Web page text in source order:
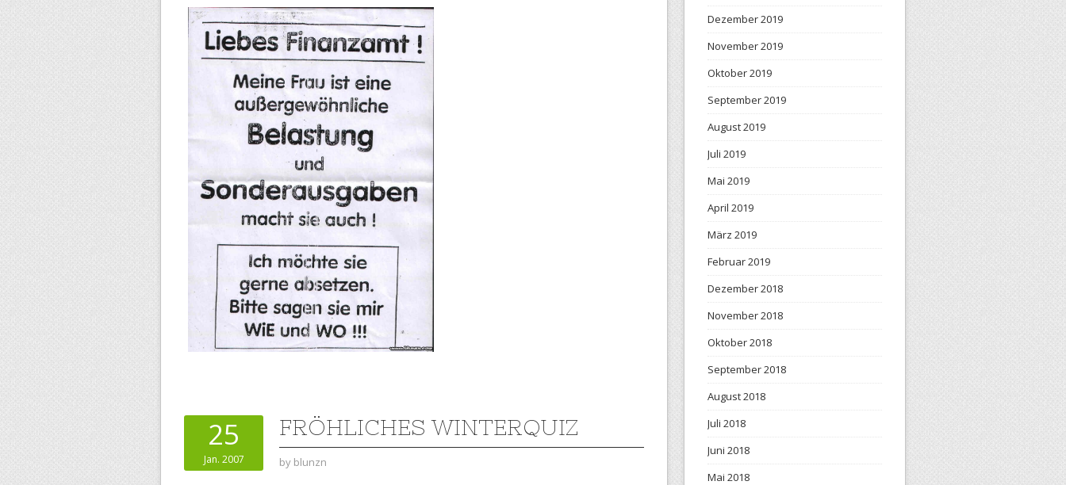
25
Jan. 2007
FRÖHLICHES WINTERQUIZ
by blunzn
Dezember 2019
November 2019
Oktober 2019
September 2019
August 2019
Juli 2019
Mai 2019
April 2019
März 2019
Februar 2019
Dezember 2018
November 2018
Oktober 2018
September 2018
August 2018
Juli 2018
Juni 2018
Mai 2018